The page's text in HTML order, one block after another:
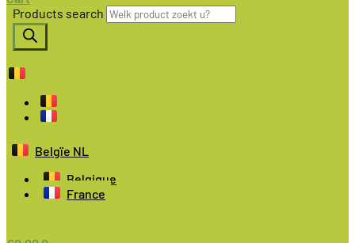
Products search
Belgïe NL
Belgique
France